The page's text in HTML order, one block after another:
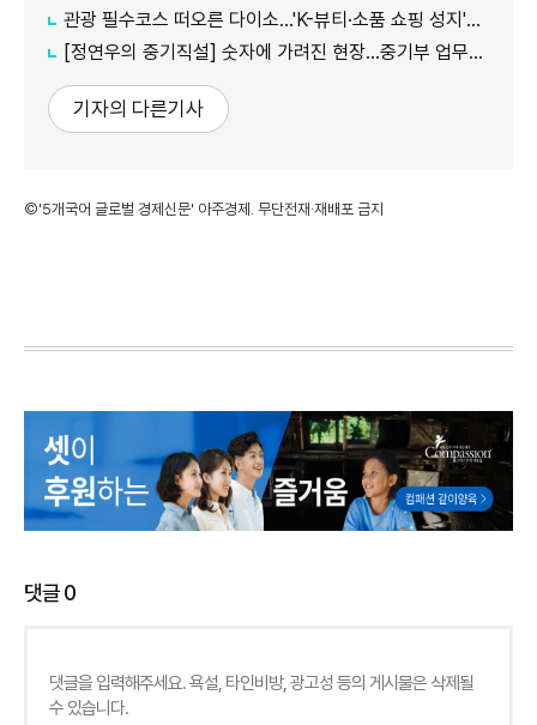
관광 필수코스 떠오른 다이소...'K-뷰티·소품 쇼핑 성지'로 등극
[정연우의 중기직설] 숫자에 가려진 현장...중기부 업무보고의 그늘
기자의 다른기사
©'5개국어 글로벌 경제신문' 아주경제. 무단전재·재배포 금지
댓글0